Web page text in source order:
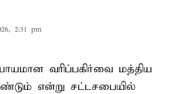
2:31 pm
வரிப்பகிர்வை மத்திய
என்று சட்டசபையில்